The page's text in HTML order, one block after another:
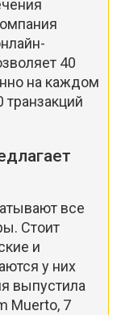
40
на каждом
транзакций
все
Стоит
и
у них
выпустила
Muerto, 7